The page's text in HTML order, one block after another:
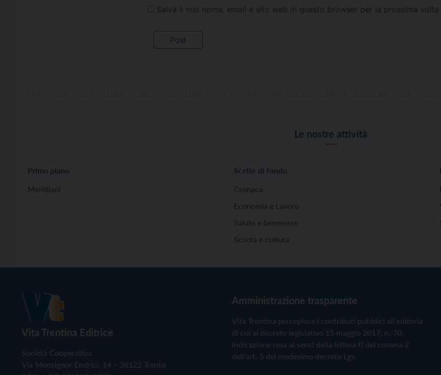
Salva il mio nome, email e sito web in questo browser per la prossima
Le nostre attività
Primo piano
Meridiani
Scelte di fondo
Cronaca
Economia e Lavoro
Salute e benessere
Scuola e cultura
Vita Trentina Editrice
Società Cooperativa
Via Monsignor Endrici, 14 – 38122 Trento
Amministrazione trasparente
Vita Trentina percepisce i contributi pubblici all'editoria
di cui al decreto legislativo 15 maggio 2017, n. 70.
Indicazione resa ai sensi della lettera f) del comma 2
dell'art. 5 del medesimo decreto Lgs.